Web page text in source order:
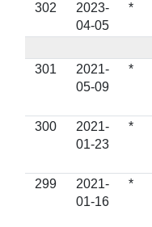
302
2023-
04-05
*
301
2021-
05-09
*
300
2021-
01-23
*
299
2021-
01-16
*